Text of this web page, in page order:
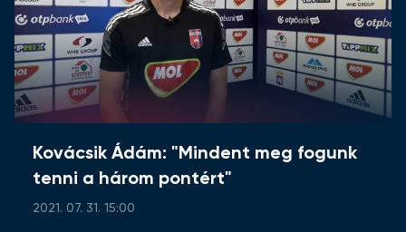
Kovácsik Ádám: "Mindent meg fogunk
tenni a három pontért"
2021. 07. 31. 15:00